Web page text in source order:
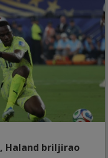
Haland briljirao